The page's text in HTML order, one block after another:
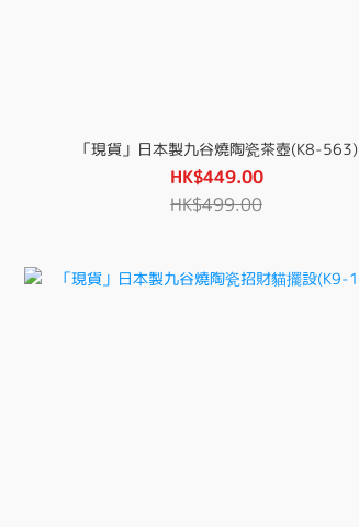
「現貨」日本製九谷燒陶瓷茶壺(K8-563)
HK$449.00
HK$499.00